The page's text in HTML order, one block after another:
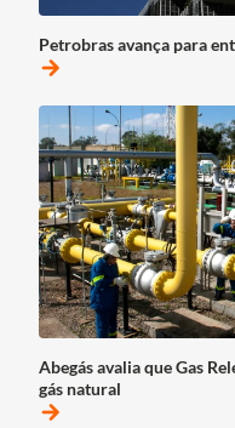
Petrobras avança para
arrow_forward
Abegás avalia que Gas
gás natural
arrow_forward